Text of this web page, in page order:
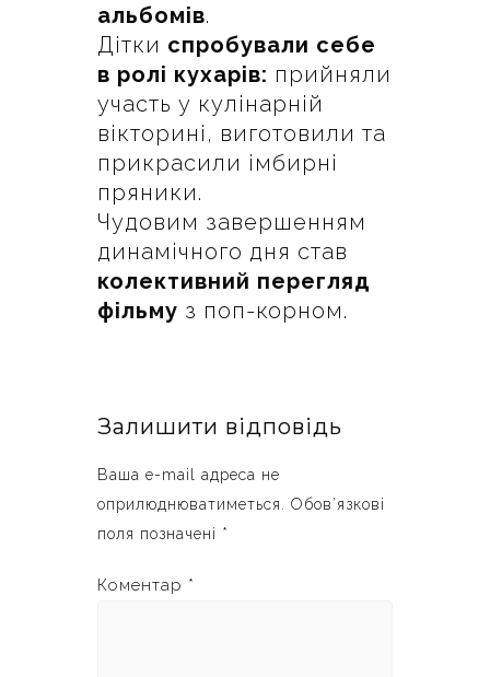
альбомів.
Дітки спробували себе
в ролі кухарів: прийняли
участь у кулінарній
вікторині, виготовили та
прикрасили імбирні
пряники.
Чудовим завершенням
динамічного дня став
колективний перегляд
фільму з поп-корном.
Залишити відповідь
Ваша e-mail адреса не
оприлюднюватиметься.
Обов’язкові
поля позначені *
Коментар *